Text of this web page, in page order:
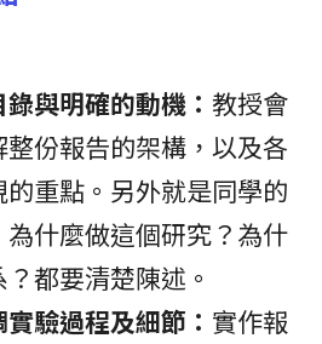
與明確的動機： 教授會
份報告的架構，以及各
重點。另外就是同學的
什麼做這個研究？為什
都要清楚陳述。
驗過程及細節： 實作報